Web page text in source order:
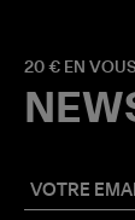
20 € EN